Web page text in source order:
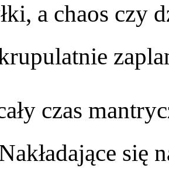
a chaos czy
czas
się